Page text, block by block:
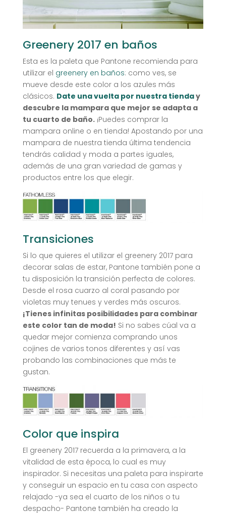
Greenery 2017 en baños
Esta es la paleta que Pantone recomienda para
utilizar el greenery en baños: como ves, se
mueve desde este color a los azules más
clásicos. Date una vuelta por nuestra tienday
descubre la mampara que mejor se adapta a
tu cuarto de baño.¡Puedes comprar la
mampara online o en tienda! Apostando por una
mampara de nuestra tienda última tendencia
tendrás calidad y moda a partes iguales,
además de una gran variedad de gamas y
productos entre los que elegir.
Transiciones
Si lo que quieres el utilizar el greenery 2017 para
decorar salas de estar, Pantone también pone a
tu disposición la transición perfecta de colores.
Desde el rosa cuarzo al coral pasando por
violetas muy tenues y verdes más oscuros.
¡Tienes infinitas posibilidades para combinar
este color tan de moda! Si no sabes cúal va a
quedar mejor comienza comprando unos
cojines de varios tonos diferentes y así vas
probando las combinaciones que más te
gustan.
Color que inspira
El greenery 2017 recuerda a la primavera, a la
vitalidad de esta época, lo cual es muy
inspirador. Si necesitas una paleta para inspirarte
y conseguir un espacio en tu casa con aspecto
relajado -ya sea el cuarto de los niños o tu
despacho- Pantone también ha creado la